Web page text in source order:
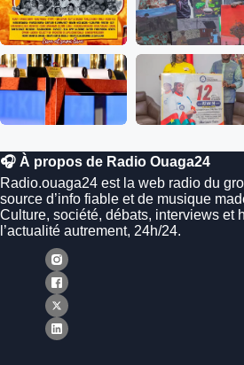
🎧 À propos de Radio Ouaga24
Radio.ouaga24 est la web radio du
source d’info fiable et de musique
Culture, société, débats, interviews et
l’actualité autrement, 24h/24.